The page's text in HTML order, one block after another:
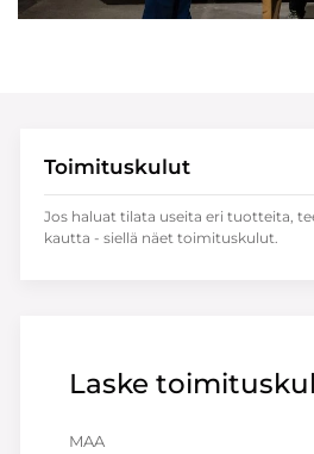
Laske
MAA
Toimituskulut
Jos haluat tilata useita eri tuotteita,
kautta - siellä näet toimituskulut.